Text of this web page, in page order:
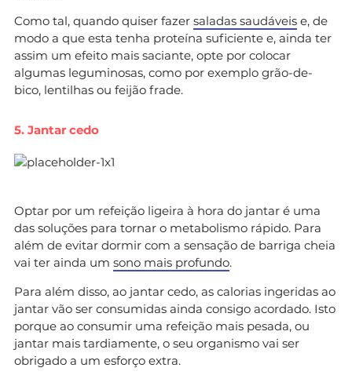
Como tal, quando quiser fazer saladas saudáveis e, de
modo a que esta tenha proteína suficiente e, ainda ter
assim um efeito mais saciante, opte por colocar
algumas leguminosas, como por exemplo grão-de-
bico, lentilhas ou feijão frade.
5. Jantar cedo
Optar por um refeição ligeira à hora do jantar é uma
das soluções para tornar o metabolismo rápido. Para
além de evitar dormir com a sensação de barriga cheia
vai ter ainda um sono mais profundo.
Para além disso, ao jantar cedo, as calorias ingeridas ao
jantar vão ser consumidas ainda consigo acordado. Isto
porque ao consumir uma refeição mais pesada, ou
jantar mais tardiamente, o seu organismo vai ser
obrigado a um esforço extra.